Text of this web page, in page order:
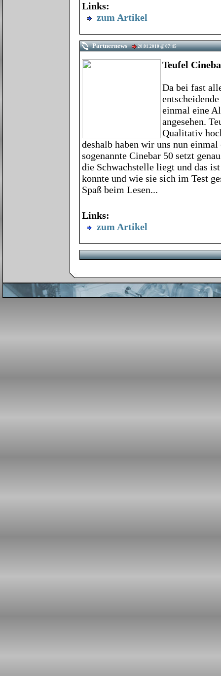
Links:
zum Artikel
Partnernews 20.01.2010 @ 07:45
Teufel
Da bei fast
einmal eine
angesehen.
Qualitativ
deshalb haben wir uns nun
sogenannte Cinebar 50 setzt
die Schwachstelle liegt und das
konnte und wie sie sich im Test
Spaß beim Lesen...
Links:
zum Artikel